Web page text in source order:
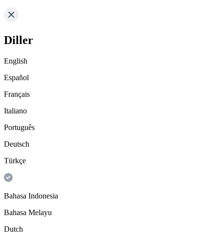
Diller
English
Español
Français
Italiano
Português
Deutsch
Türkçe
Bahasa Indonesia
Bahasa Melayu
Dutch